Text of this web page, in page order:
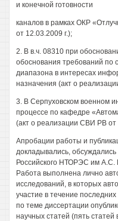
и конечной готовности
каналов в рамках ОКР
от 12.03.2009 г.);
2. В в.ч. 08310 при
обоснования требований по
диапазона в интересах
назначения (акт о
3. В Серпуховском военном
процессе по кафедре
(акт о реализации СВИ РВ от
Апробации работы и
докладывались,
Российского НТОРЭС им A.C.
Работа выполнена лично
исследований, в которых
участие в течение
по теме диссертации
научных статей (пять